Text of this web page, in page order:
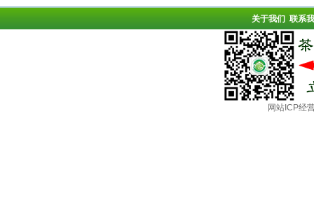
关于我们 联系
网站ICP经